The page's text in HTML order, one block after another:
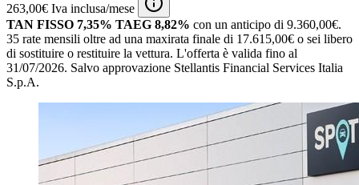
263,00€ Iva inclusa/mese
TAN FISSO 7,35% TAEG 8,82% con un anticipo di 9.360,00€.
35 rate mensili oltre ad una maxirata finale di 17.615,00€ o sei libero
di sostituire o restituire la vettura. L'offerta è valida fino al
31/07/2026. Salvo approvazione Stellantis Financial Services Italia
S.p.A.